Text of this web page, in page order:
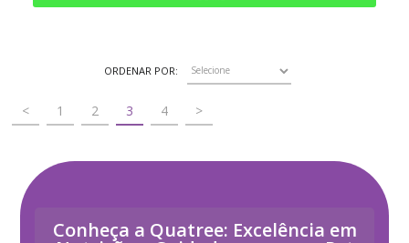
ORDENAR POR:
< 1 2 3 4 >
Conheça a Quatree: Excelência em